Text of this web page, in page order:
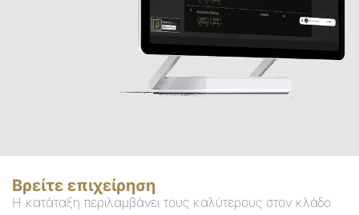
Βρείτε επιχείρηση
Η κατάταξη περιλαμβάνει τους καλύτερους στον κλάδο